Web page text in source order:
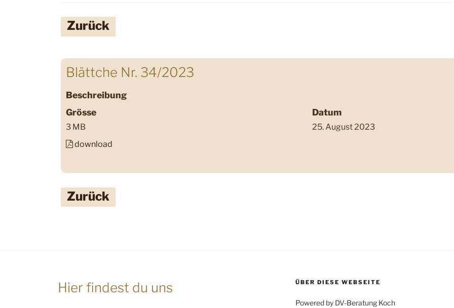
Zurück
Blättche Nr. 34/2023
Beschreibung
Grösse
3 MB
Datum
25. August 2023
download
Zurück
Hier findest du uns ÜBER DIESE WEBSEITE
Powered by DV-Beratung Koch